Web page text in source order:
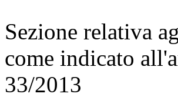
Sezione relativa
come indicato
33/2013